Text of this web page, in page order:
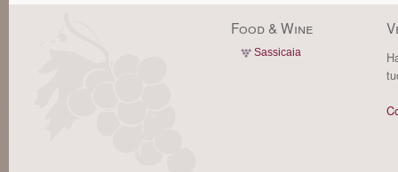
Food & Wine
Sassicaia